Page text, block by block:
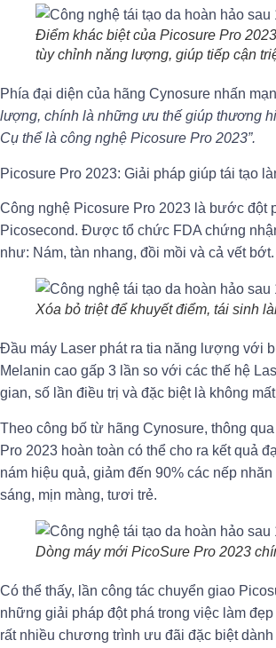
Điểm khác biệt của Picosure Pro
tùy chỉnh năng lượng, giúp tiếp cận
Phía đại diện của hãng Cynosure nhấn
lượng, chính là những ưu thế giúp thương
Cụ thể là công nghệ Picosure Pro 2023”.
Picosure Pro 2023: Giải pháp giúp tái tạo
Công nghệ Picosure Pro 2023 là bước đột
Picosecond. Được tổ chức FDA chứng
như: Nám, tàn nhang, đồi mồi và cả vết bớt.
Xóa bỏ triệt để khuyết điểm, tái sinh
Đầu máy Laser phát ra tia năng lượng với
Melanin cao gấp 3 lần so với các thế hệ
gian, số lần điều trị và đặc biệt là không
Theo công bố từ hãng Cynosure, thông
Pro 2023 hoàn toàn có thể cho ra kết quả
nám hiệu quả, giảm đến 90% các nếp
sáng, mịn màng, tươi trẻ.
Dòng máy mới PicoSure Pro 2023
Có thể thấy, lần công tác chuyển giao
những giải pháp đột phá trong việc làm
rất nhiều chương trình ưu đãi đặc biệt